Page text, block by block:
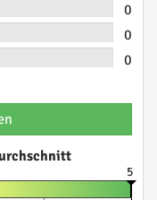
0
0
0
5